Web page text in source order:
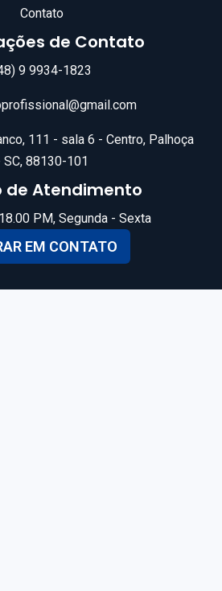
Contato
de Contato
9 9934-1823
111 - sala 6 - Centro, Palhoça
SC, 88130-101
de Atendimento
PM, Segunda - Sexta
EM CONTATO